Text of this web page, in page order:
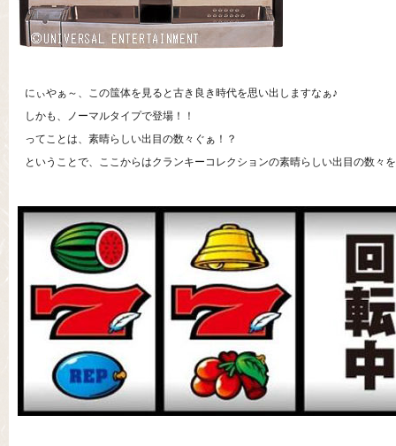
にぃやぁ～、この筺体を見ると古き良き時代を思い出しますなぁ♪
しかも、ノーマルタイプで登場！！
ってことは、素晴らしい出目の数々ぐぁ！？
ということで、ここからはクランキーコレクションの素晴らしい出目の数々